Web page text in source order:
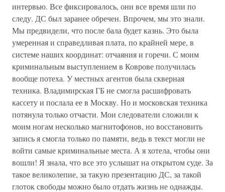
интервью. Все фиксировалось, они все время шли по
следу. ДС был заранее обречен. Впрочем, мы это знали.
Мы предвидели, что после бала будет казнь. Это была
умеренная и справедливая плата, по крайней мере, в
системе наших координат: отчаяния и горечи. С моим
криминальным выступлением в Коврове получилась
вообще потеха. У местных агентов была скверная
техника. Владимирская ГБ не смогла расшифровать
кассету и послала ее в Москву. Но и московская техника
потянула только отчасти. Мои следователи сложили к
моим ногам несколько магнитофонов, но восстановить
запись я смогла только по памяти, ведь в текст могли не
войти самые криминальные места. А я хотела, чтобы они
вошли! Я знала, что все это услышат на открытом суде. За
такое великолепие, за такую презентацию ДС, за такой
глоток свободы можно было отдать жизнь не однажды.